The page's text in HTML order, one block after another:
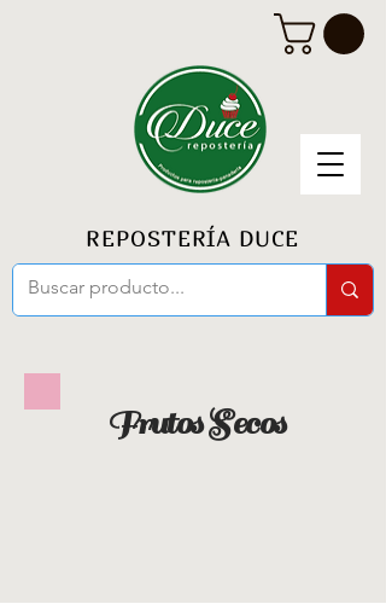
REPOSTERÍA DUCE
Frutos Secos